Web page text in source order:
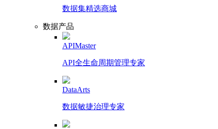
数据集精选商城
数据产品
APIMaster
API全生命周期管理专家
DataArts
数据敏捷治理专家